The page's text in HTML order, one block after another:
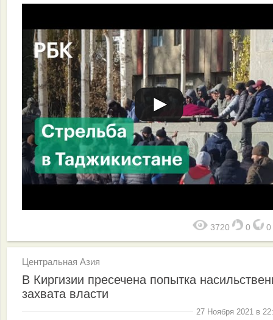
3720 0 0
Центральная Азия
В Киргизии пресечена попытка
захвата власти
27 Ноября 2021 в